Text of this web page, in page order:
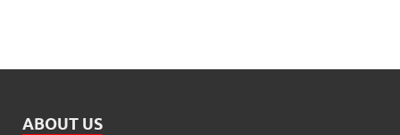
ABOUT US